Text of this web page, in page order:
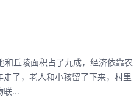
和丘陵面积占了九成，经济依靠农
了，老人和小孩留了下来，村里
联...